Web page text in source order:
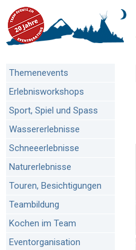
Themenevents
Erlebnisworkshops
Sport, Spiel und Spass
Wassererlebnisse
Schneeerlebnisse
Naturerlebnisse
Touren, Besichtigungen
Teambildung
Kochen im Team
Eventorganisation